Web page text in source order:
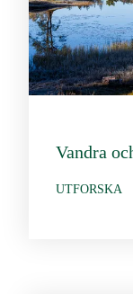
Vandra
UTFORSKA